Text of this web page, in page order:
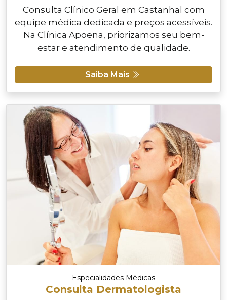
Consulta Clínico Geral em Castanhal com
equipe médica dedicada e preços acessíveis.
Na Clínica Apoena, priorizamos seu bem-
estar e atendimento de qualidade.
Saiba Mais
Especialidades Médicas
Consulta Dermatologista